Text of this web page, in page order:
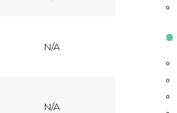
N/A
N/A